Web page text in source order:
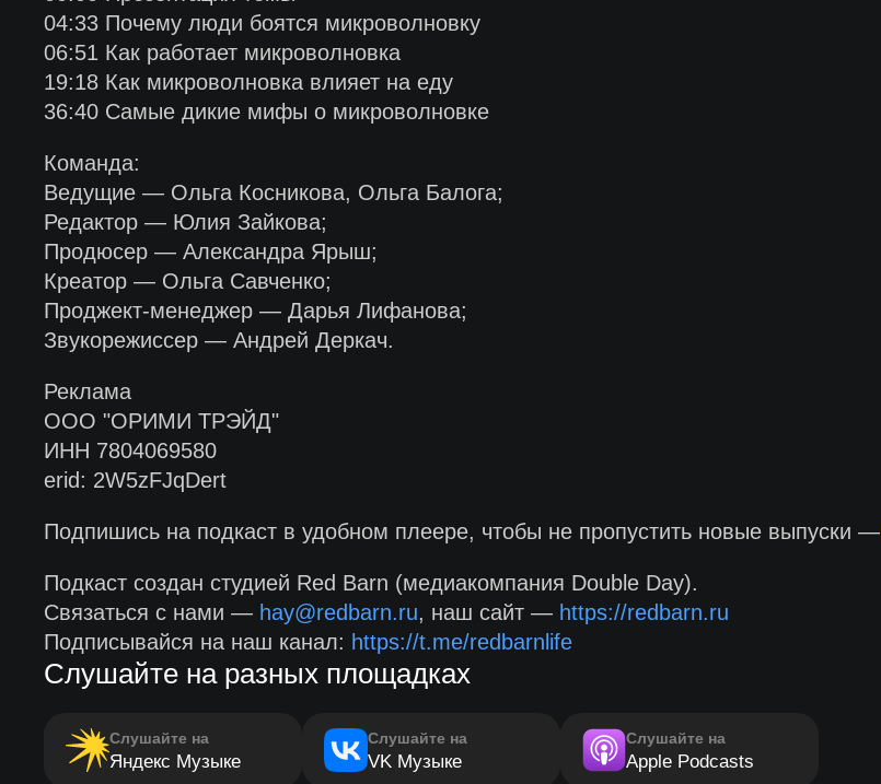
04:33 Почему люди боятся микроволновку
06:51 Как работает микроволновка
19:18 Как микроволновка влияет на еду
36:40 Самые дикие мифы о микроволновке
Команда:
Ведущие — Ольга Косникова, Ольга Балога;
Редактор — Юлия Зайкова;
Продюсер — Александра Ярыш;
Креатор — Ольга Савченко;
Проджект-менеджер — Дарья Лифанова;
Звукорежиссер — Андрей Деркач.
Реклама
ООО "ОРИМИ ТРЭЙД"
ИНН 7804069580
erid: 2W5zFJqDert
Подпишись на подкаст в удобном плеере, чтобы не пропустить новые выпуски —
Подкаст создан студией Red Barn (медиакомпания Double Day).
Связаться с нами — hay@redbarn.ru, наш сайт — https://redbarn.ru
Подписывайся на наш канал: https://t.me/redbarnlife
Слушайте на разных площадках
Слушайте на
Яндекс Музыке
Слушайте на
VK Музыке
Слушайте на
Apple Podcasts